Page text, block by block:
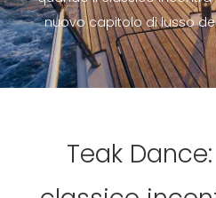
nuovo capitolo di lusso
Teak